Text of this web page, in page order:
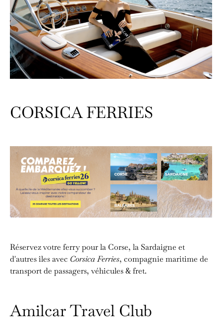
CORSICA FERRIES
Réservez votre ferry pour la Corse, la Sardaigne et
d'autres îles avec Corsica Ferries, compagnie maritime de
transport de passagers, véhicules & fret.
Amilcar Travel Club